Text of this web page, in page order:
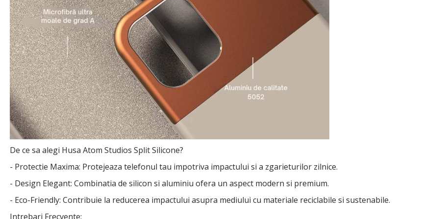
De ce sa alegi Husa Atom Studios Split Silicone?
- Protectie Maxima: Protejeaza telefonul tau impotriva impactului si a zgarieturilor zilnice.
- Design Elegant: Combinatia de silicon si aluminiu ofera un aspect modern si premium.
- Eco-Friendly: Contribuie la reducerea impactului asupra mediului cu materiale reciclabile si sustenabile.
Intrebari Frecvente: